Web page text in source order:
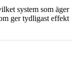
system som äger
ger tydligast effekt